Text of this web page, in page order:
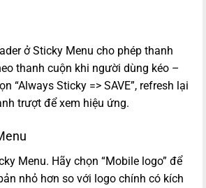
ở Sticky Menu cho phép thanh
thanh cuộn khi người dùng kéo –
“Always Sticky => SAVE”, refresh lại
trượt để xem hiệu ứng.
Menu. Hãy chọn “Mobile logo” để
nhỏ hơn so với logo chính có kích